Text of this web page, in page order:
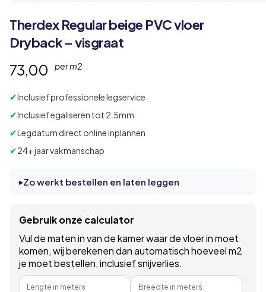
TherdexRegularbeige PVC vloer
Dryback – visgraat
73,00 per m2
✔Inclusief professionele legservice
✔Inclusief egaliseren tot 2.5mm
✔Legdatum direct online inplannen
✔24+ jaar vakmanschap
Zo werkt bestellen en laten leggen
Gebruik onze calculator
Vul de maten in van de kamer waar de vloer in moet
komen, wij berekenen dan automatisch hoeveel m2
je moet bestellen, inclusief snijverlies.
Lengte in meters Breedte in meters